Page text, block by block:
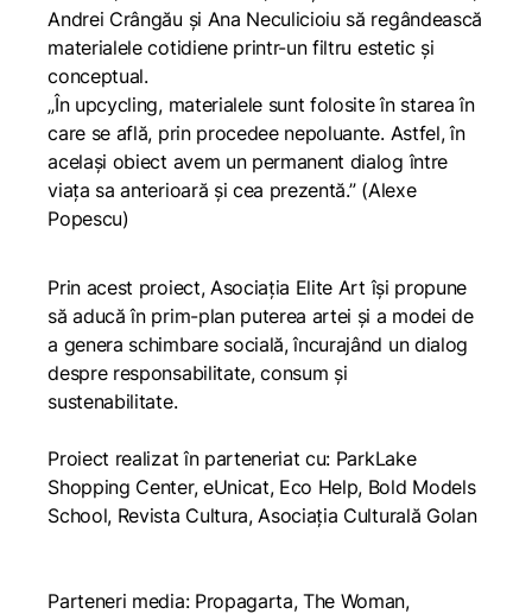
Andrei Crângău și Ana Neculicioiu să regândească
materialele cotidiene printr-un filtru estetic și
conceptual.
„În upcycling, materialele sunt folosite în starea în
care se află, prin procedee nepoluante. Astfel, în
același obiect avem un permanent dialog între
viața sa anterioară și cea prezentă.”(Alexe
Popescu)
Prin acest proiect, Asociația Elite Art își propune
să aducă în prim-plan puterea artei și a modei de
a genera schimbare socială, încurajând un dialog
despre responsabilitate, consum și
sustenabilitate.
Proiect realizat în parteneriat cu: ParkLake
Shopping Center, eUnicat, Eco Help, Bold Models
School, Revista Cultura, Asociația Culturală Golan
Parteneri media: Propagarta, The Woman,